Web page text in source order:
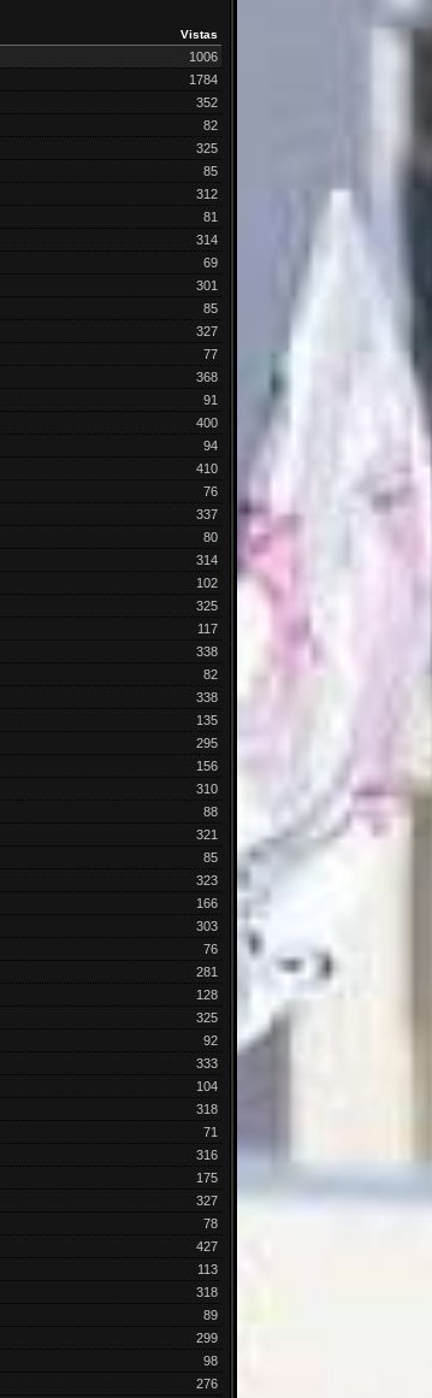
Vistas
1006
1784
352
82
325
85
312
81
314
69
301
85
327
77
368
91
400
94
410
76
337
80
314
102
325
117
338
82
338
135
295
156
310
88
321
85
323
166
303
76
281
128
325
92
333
104
318
71
316
175
327
78
427
113
318
89
299
98
276